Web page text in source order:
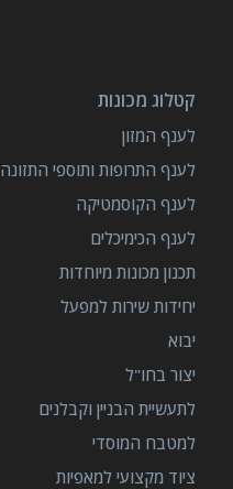
קטלוג מכונות
לענף המזון
לענף התרופות ותוספי התזונה
לענף הקוסמטיקה
לענף הכימיכלים
תכנון מכונות מיוחדות
יחידות שירות למפעל
יבוא
יצור בחו"ל
לתעשיית הבניין וקבלנים
למטבח המוסדי
ציוד מקצועי למאפיות